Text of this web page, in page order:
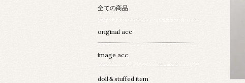
全ての商品
original acc
image acc
doll＆stuffed item